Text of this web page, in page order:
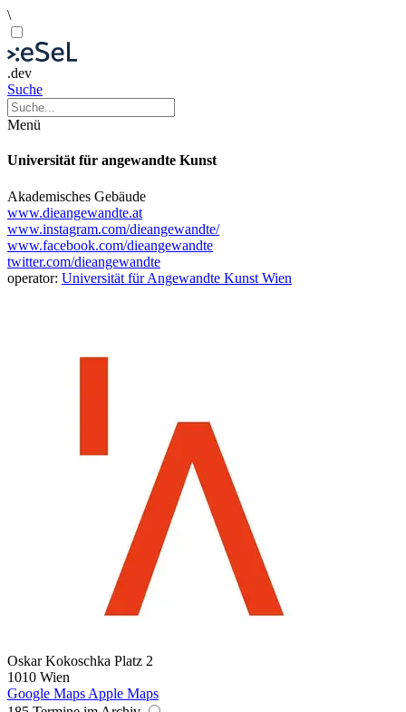
\
.dev
Suche
Menü
Universität für angewandte Kunst
Akademisches Gebäude
www.dieangewandte.at
www.instagram.com/dieangewandte/
www.facebook.com/dieangewandte
twitter.com/dieangewandte
operator: Universität für Angewandte Kunst Wien
Oskar Kokoschka Platz 2
1010 Wien
Google Maps Apple Maps